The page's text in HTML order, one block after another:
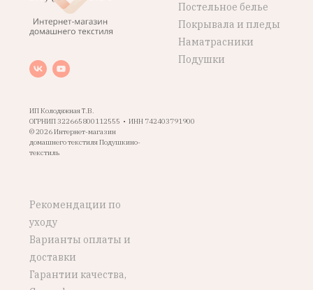
ИП Колодяжная Т.В.
ОГРНИП 322665800112555 • ИНН 742403791900
© 2026 Интернет-магазин
домашнего текстиля Подушкино-
текстиль
Постельное белье
Покрывала и пледы
Наматрасники
Подушки
Рекомендации по
уходу
Варианты оплаты и
доставки
Гарантии качества,